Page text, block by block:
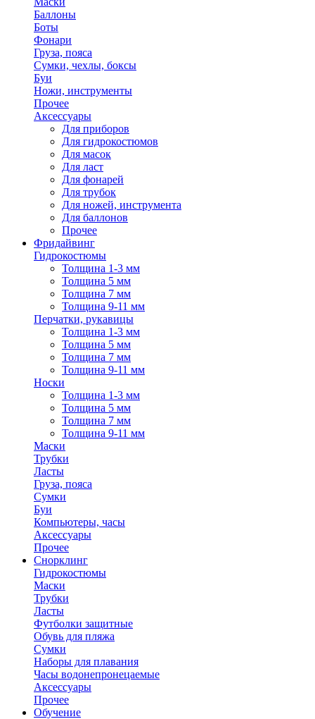
Баллоны
Боты
Фонари
Груза, пояса
Сумки, чехлы, боксы
Буи
Ножи, инструменты
Прочее
Аксессуары
Для приборов
Для гидрокостюмов
Для масок
Для ласт
Для фонарей
Для трубок
Для ножей, инструмента
Для баллонов
Прочее
Фридайвинг
Гидрокостюмы
Толщина 1-3 мм
Толщина 5 мм
Толщина 7 мм
Толщина 9-11 мм
Перчатки, рукавицы
Толщина 1-3 мм
Толщина 5 мм
Толщина 7 мм
Толщина 9-11 мм
Носки
Толщина 1-3 мм
Толщина 5 мм
Толщина 7 мм
Толщина 9-11 мм
Маски
Трубки
Ласты
Груза, пояса
Сумки
Буи
Компьютеры, часы
Аксессуары
Прочее
Снорклинг
Гидрокостюмы
Маски
Трубки
Ласты
Футболки защитные
Обувь для пляжа
Сумки
Наборы для плавания
Часы водонепронецаемые
Аксессуары
Прочее
Обучение